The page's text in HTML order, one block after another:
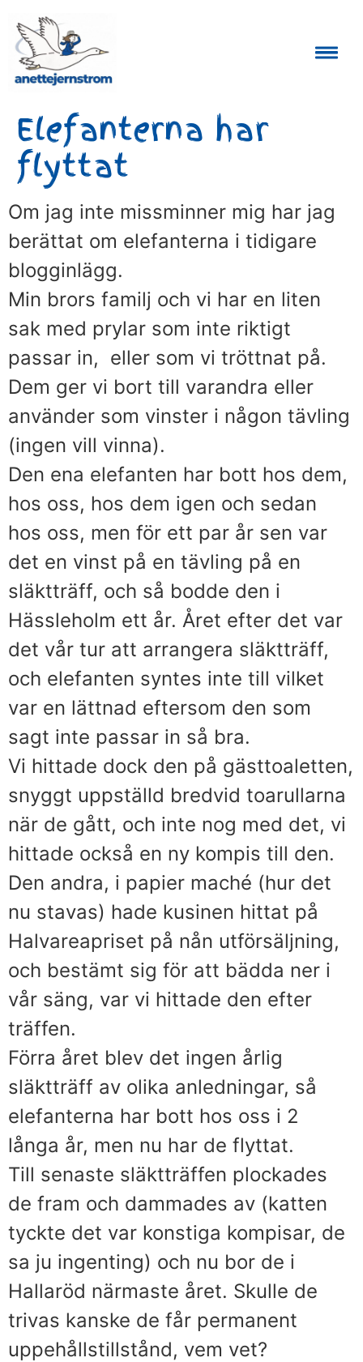
Elefanterna har
flyttat
Om jag inte missminner mig har jag
berättat om elefanterna i tidigare
blogginlägg.
Min brors familj och vi har en liten
sak med prylar som inte riktigt
passar in, eller som vi tröttnat på.
Dem ger vi bort till varandra eller
använder som vinster i någon tävling
(ingen vill vinna).
Den ena elefanten har bott hos dem,
hos oss, hos dem igen och sedan
hos oss, men för ett par år sen var
det en vinst på en tävling på en
släktträff, och så bodde den i
Hässleholm ett år. Året efter det var
det vår tur att arrangera släktträff,
och elefanten syntes inte till vilket
var en lättnad eftersom den som
sagt inte passar in så bra.
Vi hittade dock den på gästtoaletten,
snyggt uppställd bredvid toarullarna
när de gått, och inte nog med det, vi
hittade också en ny kompis till den.
Den andra, i papier maché (hur det
nu stavas) hade kusinen hittat på
Halvareapriset på nån utförsäljning,
och bestämt sig för att bädda ner i
vår säng, var vi hittade den efter
träffen.
Förra året blev det ingen årlig
släktträff av olika anledningar, så
elefanterna har bott hos oss i 2
långa år, men nu har de flyttat.
Till senaste släktträffen plockades
de fram och dammades av (katten
tyckte det var konstiga kompisar, de
sa ju ingenting) och nu bor de i
Hallaröd närmaste året. Skulle de
trivas kanske de får permanent
uppehållstillstånd, vem vet?